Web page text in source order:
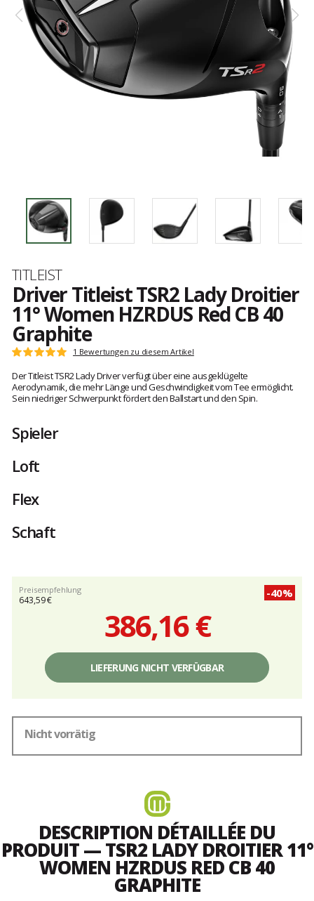
Marke
TITLEIST
Driver Titleist TSR2 Lady Droitier
11° Women HZRDUS Red CB 40
Graphite
Kundenbewertungen
Note:
von
5
1 Bewertungen zu diesem Artikel
Der Titleist TSR2 Lady Driver verfügt über eine ausgeklügelte
Aerodynamik, die mehr Länge und Geschwindigkeit vom Tee ermöglicht.
Sein niedriger Schwerpunkt fördert den Ballstart und den Spin.
Spieler
Loft
Flex
Schaft
Preisempfehlung
643,59 €
-40%
386,16 €
Einzelpreis,
Gebühren
LIEFERUNG NICHT VERFÜGBAR
Nicht vorrätig
DESCRIPTION DÉTAILLÉE DU
PRODUIT — TSR2 LADY DROITIER 11°
WOMEN HZRDUS RED CB 40
GRAPHITE